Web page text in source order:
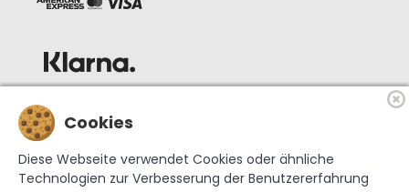
Cookies
Diese Webseite verwendet Cookies oder ähnliche
Technologien zur Verbesserung der Benutzererfahrung